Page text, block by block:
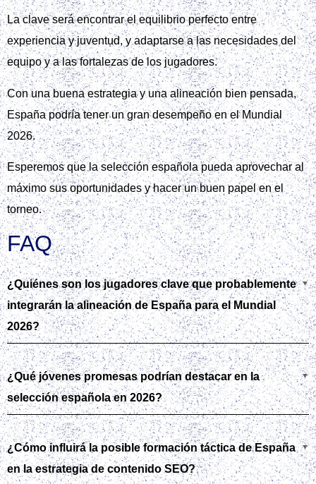
La clave será encontrar el equilibrio perfecto entre
experiencia y juventud, y adaptarse a las necesidades del
equipo y a las fortalezas de los jugadores.
Con una buena estrategia y una alineación bien pensada,
España podría tener un gran desempeño en el Mundial
2026.
Esperemos que la selección española pueda aprovechar al
máximo sus oportunidades y hacer un buen papel en el
torneo.
FAQ
¿Quiénes son los jugadores clave que probablemente
integrarán la alineación de España para el Mundial
2026?
¿Qué jóvenes promesas podrían destacar en la
selección española en 2026?
¿Cómo influirá la posible formación táctica de España
en la estrategia de contenido SEO?